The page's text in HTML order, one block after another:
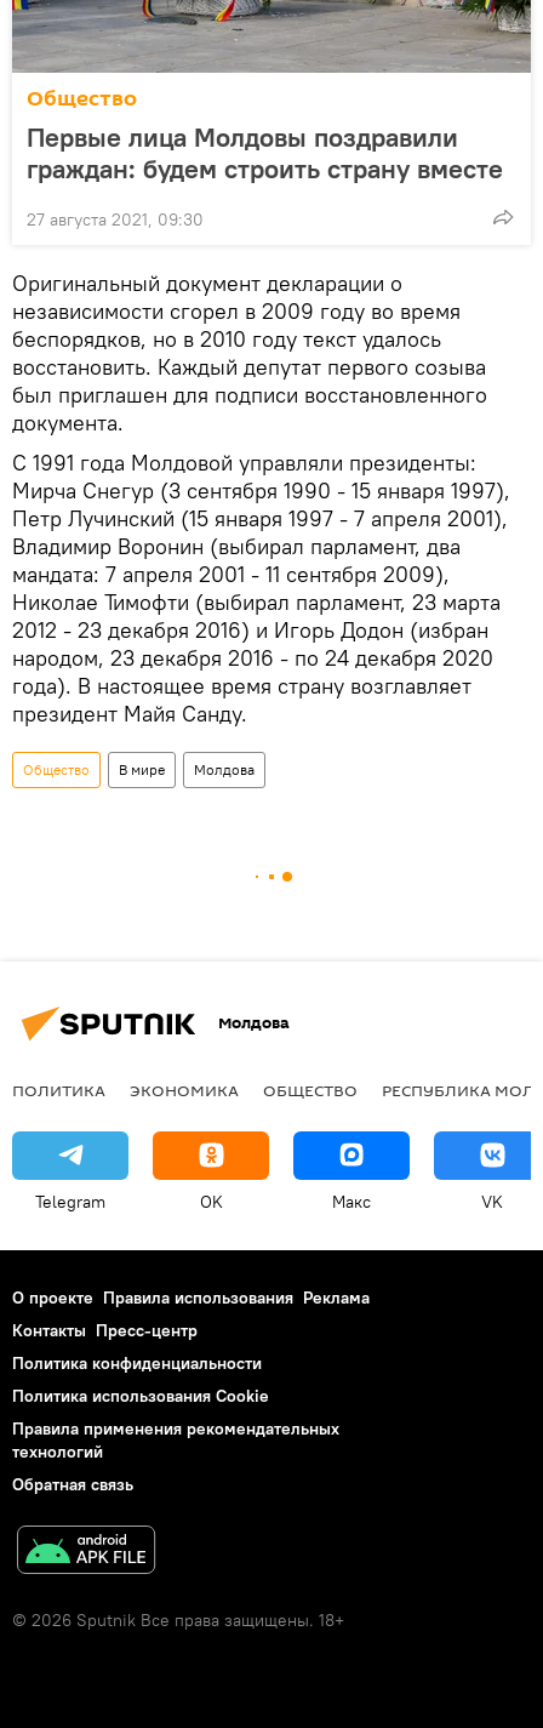
Общество
Первые лица Молдовы поздравили
граждан: будем строить страну вместе
27 августа 2021, 09:30
Оригинальный документ декларации о
независимости сгорел в 2009 году во время
беспорядков, но в 2010 году текст удалось
восстановить. Каждый депутат первого созыва
был приглашен для подписи восстановленного
документа.
С 1991 года Молдовой управляли президенты:
Мирча Снегур (3 сентября 1990 - 15 января 1997),
Петр Лучинский (15 января 1997 - 7 апреля 2001),
Владимир Воронин (выбирал парламент, два
мандата: 7 апреля 2001 - 11 сентября 2009),
Николае Тимофти (выбирал парламент, 23 марта
2012 - 23 декабря 2016) и Игорь Додон (избран
народом, 23 декабря 2016 - по 24 декабря 2020
года). В настоящее время страну возглавляет
президент Майя Санду.
Общество В мире Молдова
Молдова
ПОЛИТИКА ЭКОНОМИКА ОБЩЕСТВО РЕСПУБЛИКА
Telegram OK Макс VK
О проекте Правила использования Реклама
Контакты Пресс-центр
Политика конфиденциальности
Политика использования Cookie
Правила применения рекомендательных
технологий
Обратная связь
© 2026 Sputnik Все права защищены. 18+